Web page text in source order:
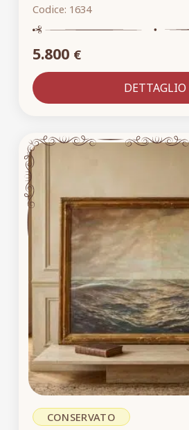
Codice: 1634
5.800 €
DETTAGLIO
CONSERVATO